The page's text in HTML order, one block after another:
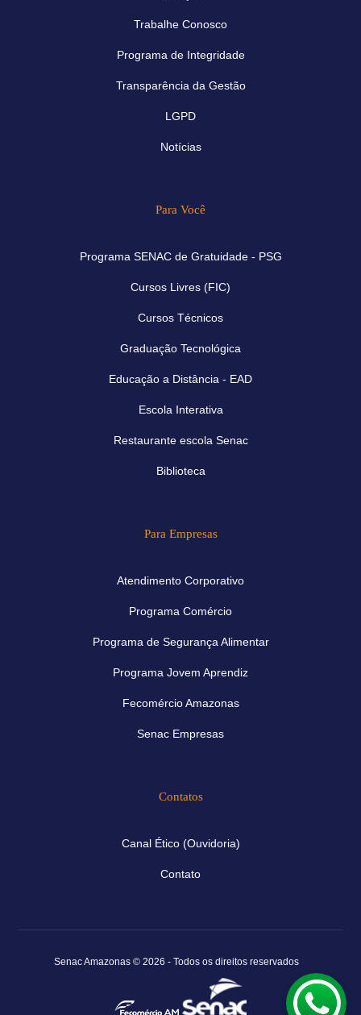
Trabalhe Conosco
Programa de Integridade
Transparência da Gestão
LGPD
Notícias
Para Você
Programa SENAC de Gratuidade - PSG
Cursos Livres (FIC)
Cursos Técnicos
Graduação Tecnológica
Educação a Distância - EAD
Escola Interativa
Restaurante escola Senac
Biblioteca
Para Empresas
Atendimento Corporativo
Programa Comércio
Programa de Segurança Alimentar
Programa Jovem Aprendiz
Fecomércio Amazonas
Senac Empresas
Contatos
Canal Ético (Ouvidoria)
Contato
Senac Amazonas © 2026 - Todos os direitos reservados